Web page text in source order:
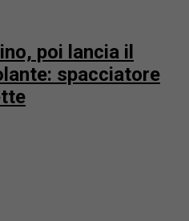
poi lancia il
spacciatore